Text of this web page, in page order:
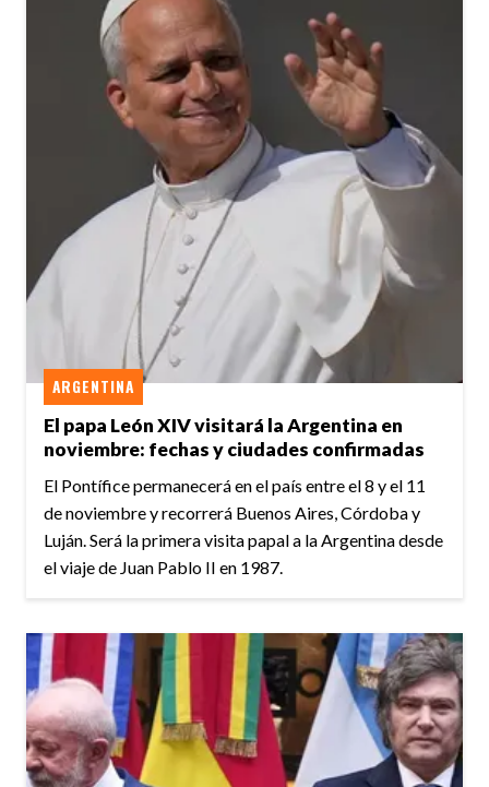
El papa León XIV visitará la Argentina en
noviembre: fechas y ciudades confirmadas
ARGENTINA
El Pontífice permanecerá en el país entre el 8 y el 11
de noviembre y recorrerá Buenos Aires, Córdoba y
Luján. Será la primera visita papal a la Argentina desde
el viaje de Juan Pablo II en 1987.